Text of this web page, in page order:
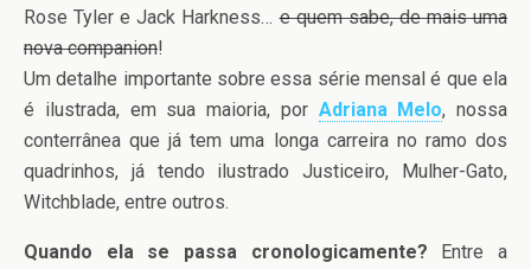
Rose Tyler e Jack Harkness…e quem sabe, de mais uma
nova companion!
Um detalhe importante sobre essa série mensal é que ela
é ilustrada, em sua maioria, por Adriana Melo, nossa
conterrânea que já tem uma longa carreira no ramo dos
quadrinhos, já tendo ilustrado Justiceiro, Mulher-Gato,
Witchblade, entre outros.
Quando ela se passa cronologicamente? Entre a